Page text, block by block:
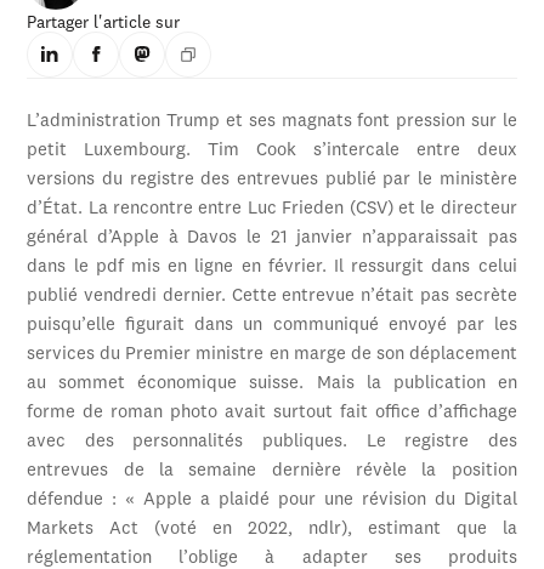
Partager l'article sur
L’administration Trump et ses magnats font pression sur le
petit Luxembourg. Tim Cook s’intercale entre deux
versions du registre des entrevues publié par le ministère
d’État. La rencontre entre Luc Frieden (CSV) et le directeur
général d’Apple à Davos le 21 janvier n’apparaissait pas
dans le pdf mis en ligne en février. Il ressurgit dans celui
publié vendredi dernier. Cette entrevue n’était pas secrète
puisqu’elle figurait dans un communiqué envoyé par les
services du Premier ministre en marge de son déplacement
au sommet économique suisse. Mais la publication en
forme de roman photo avait surtout fait office d’affichage
avec des personnalités publiques. Le registre des
entrevues de la semaine dernière révèle la position
défendue : « Apple a plaidé pour une révision du Digital
Markets Act (voté en 2022, ndlr), estimant que la
réglementation l’oblige à adapter ses produits